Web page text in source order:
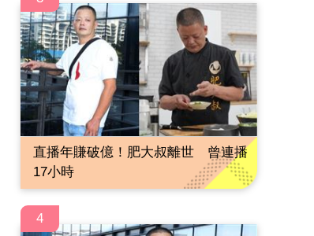
直播年賺破億！肥大叔離世 曾連播
17小時
4